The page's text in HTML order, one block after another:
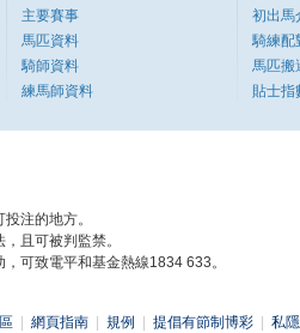
主要賽事
馬匹資料
騎師資料
練馬師資料
初出馬
騎練配
馬匹搬
貼士指
注的地方。
且可被判監禁。
可致電平和基金熱線1834 633。
網頁指南 規例 提倡有節制博彩 私